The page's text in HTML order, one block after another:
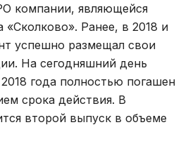
компании, являющейся
Ранее, в 2018 и
успешно размещал свои
На сегодняшний день
года полностью погашен
срока действия. В
второй выпуск в объеме